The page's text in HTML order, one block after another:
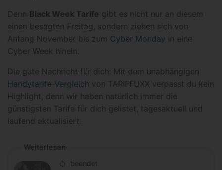
Denn Black Week Tarife gibt es nicht nur an diesem
einen besagten Freitag, sondern ziehen sich von
Anfang November bis zum Cyber Monday in eine
Cyber Week hinein.
Die gute Nachricht für dich: Mit dem unabhängigen
Handytarife-Vergleich von TARIFFUXX verpasst du kein
Highlight, denn wir haben natürlich immer die
günstigsten Tarife für dich gelistet, tagesaktuell und
laufend aktualisiert.
Weiterlesen
beendet